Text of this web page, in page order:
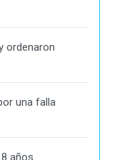
ordenaron
una falla
años